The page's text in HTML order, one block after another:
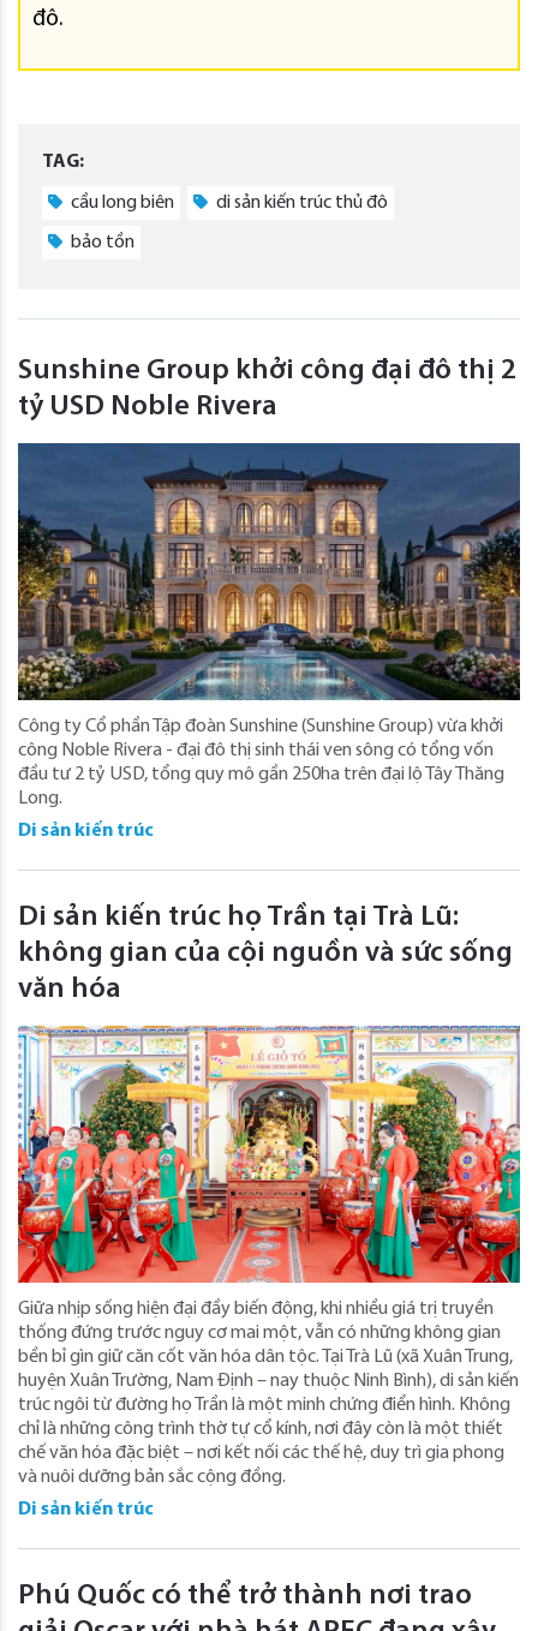
đô.
TAG:
cầu long biên di sản kiến trúc thủ đô
bảo tồn
Sunshine Group khởi công đại đô thị 2
tỷ USD Noble Rivera
Công ty Cổ phần Tập đoàn Sunshine (Sunshine Group) vừa khởi
công Noble Rivera - đại đô thị sinh thái ven sông có tổng vốn
đầu tư 2 tỷ USD, tổng quy mô gần 250ha trên đại lộ Tây Thăng
Long.
Di sản kiến trúc
Di sản kiến trúc họ Trần tại Trà Lũ:
không gian của cội nguồn và sức sống
văn hóa
Giữa nhịp sống hiện đại đầy biến động, khi nhiều giá trị truyền
thống đứng trước nguy cơ mai một, vẫn có những không gian
bền bỉ gìn giữ căn cốt văn hóa dân tộc. Tại Trà Lũ (xã Xuân Trung,
huyện Xuân Trường, Nam Định – nay thuộc Ninh Bình), di sản kiến
trúc ngôi từ đường họ Trần là một minh chứng điển hình. Không
chỉ là những công trình thờ tự cổ kính, nơi đây còn là một thiết
chế văn hóa đặc biệt – nơi kết nối các thế hệ, duy trì gia phong
và nuôi dưỡng bản sắc cộng đồng.
Di sản kiến trúc
Phú Quốc có thể trở thành nơi trao